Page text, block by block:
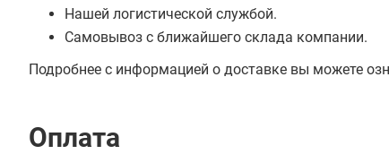
Нашей логистической службой.
Самовывоз с ближайшего склада компании.
Подробнее с информацией о доставке вы можете
Оплата